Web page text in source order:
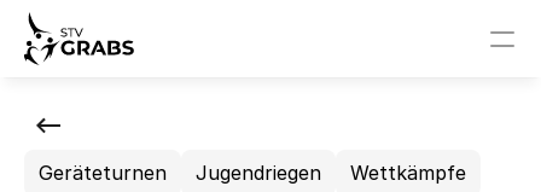
Events
Geräteturnen Jugendriegen Wettkämpfe